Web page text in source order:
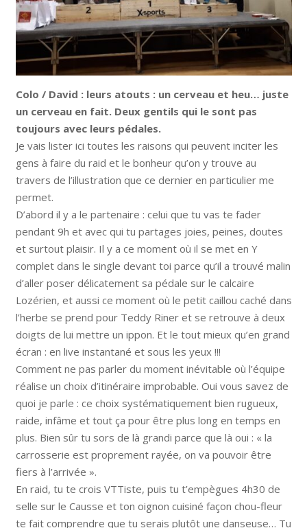
Colo / David : leurs atouts : un cerveau et heu… juste
un cerveau en fait. Deux gentils qui le sont pas
toujours avec leurs pédales.
Je vais lister ici toutes les raisons qui peuvent inciter les
gens à faire du raid et le bonheur qu’on y trouve au
travers de l’illustration que ce dernier en particulier me
permet.
D’abord il y a le partenaire : celui que tu vas te fader
pendant 9h et avec qui tu partages joies, peines, doutes
et surtout plaisir. Il y a ce moment où il se met en Y
complet dans le single devant toi parce qu’il a trouvé malin
d’aller poser délicatement sa pédale sur le calcaire
Lozérien, et aussi ce moment où le petit caillou caché dans
l’herbe se prend pour Teddy Riner et se retrouve à deux
doigts de lui mettre un ippon. Et le tout mieux qu’en grand
écran : en live instantané et sous les yeux !!!
Comment ne pas parler du moment inévitable où l’équipe
réalise un choix d’itinéraire improbable. Oui vous savez de
quoi je parle : ce choix systématiquement bien rugueux,
raide, infâme et tout ça pour être plus long en temps en
plus. Bien sûr tu sors de là grandi parce que là oui : « la
carrosserie est proprement rayée, on va pouvoir être
fiers à l’arrivée ».
En raid, tu te crois VTTiste, puis tu t’empègues 4h30 de
selle sur le Causse et ton oignon cuisiné façon chou-fleur
te fait comprendre que tu serais plutôt une danseuse… Tu